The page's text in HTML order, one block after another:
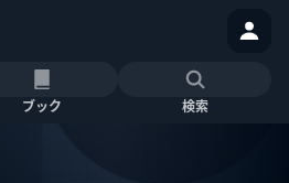
ブック 検索